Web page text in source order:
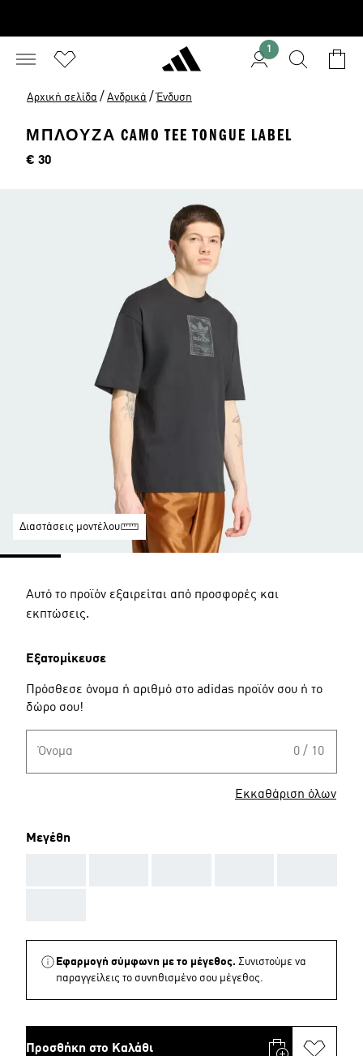
1
Αρχική σελίδα / Ανδρικά / Ένδυση
ΜΠΛΟΎΖΑ CAMO TEE TONGUE LABEL
Τιμή
€ 30
Διαστάσεις μοντέλου
Αυτό το προϊόν εξαιρείται από προσφορές και
εκπτώσεις.
Εξατομίκευσε
Πρόσθεσε όνομα ή αριθμό στο adidas προϊόν σου ή το
δώρο σου!
Όνομα 0 / 10
Εκκαθάριση όλων
Μεγέθη
Εφαρμογή σύμφωνη με το μέγεθος. Συνιστούμε να
παραγγείλεις το συνηθισμένο σου μέγεθος.
Προσθήκη στο Καλάθι